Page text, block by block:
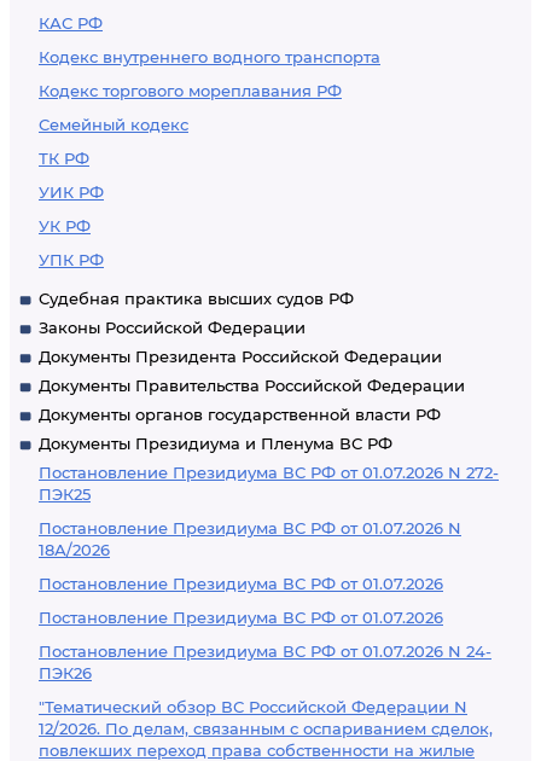
КАС РФ
Кодекс внутреннего водного транспорта
Кодекс торгового мореплавания РФ
Семейный кодекс
ТК РФ
УИК РФ
УК РФ
УПК РФ
Судебная практика высших судов РФ
Законы Российской Федерации
Документы Президента Российской Федерации
Документы Правительства Российской Федерации
Документы органов государственной власти РФ
Документы Президиума и Пленума ВС РФ
Постановление Президиума ВС РФ от 01.07.2026 N 272-
ПЭК25
Постановление Президиума ВС РФ от 01.07.2026 N
18А/2026
Постановление Президиума ВС РФ от 01.07.2026
Постановление Президиума ВС РФ от 01.07.2026
Постановление Президиума ВС РФ от 01.07.2026 N 24-
ПЭК26
"Тематический обзор ВС Российской Федерации N
12/2026. По делам, связанным с оспариванием сделок,
повлекших переход права собственности на жилые